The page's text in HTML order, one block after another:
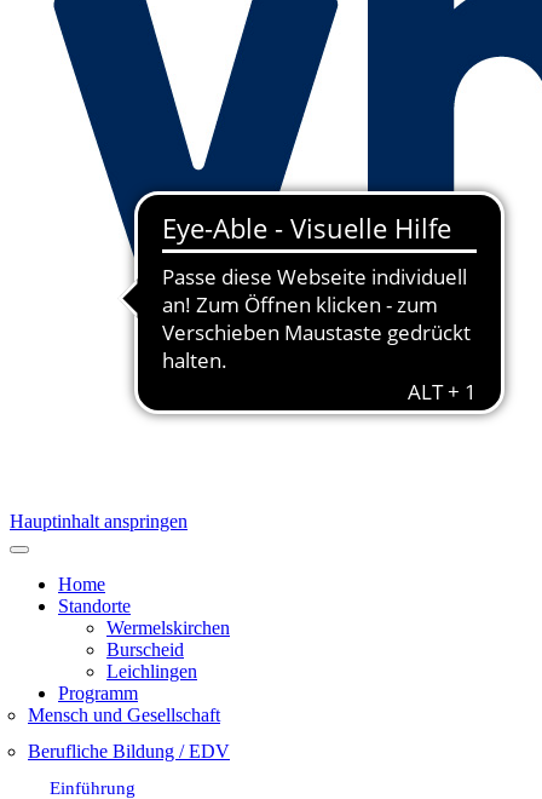
Hauptinhalt anspringen
Home
Standorte
Wermelskirchen
Burscheid
Leichlingen
Programm
Mensch und Gesellschaft
Berufliche Bildung / EDV
Einführung